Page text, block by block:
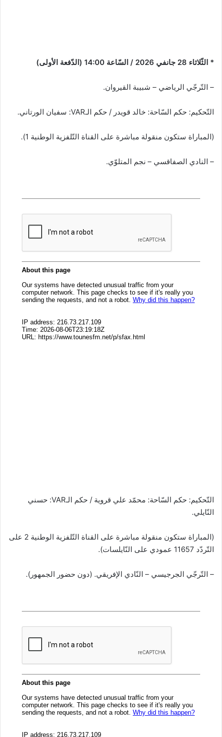
* الثّلاثاء 28 جانفي 2026 / السّاعة 14:00 (الدّفعة الأولى)
– التّرجّي الرياضي – شبيبة القيروان.
التّحكيم: حكم السّاحة: خالد قويدر / حكم الـVAR: سفيان الورتاني.
(المباراة ستكون منقولة مباشرة على القناة التّلفزية الوطنية 1).
– النادي الصفاقسي – نجم المتلوّي.
التّحكيم: حكم السّاحة: محمّد علي قروية / حكم الـVAR: حسني
النّايلي.
(المباراة ستكون منقولة مباشرة على القناة التّلفزية الوطنية 2 على
التّردّد 11657 عمودي على النّايلسات).
– التّرجّي الجرجيسي – النّادي الإفريقي. (دون حضور الجمهور).